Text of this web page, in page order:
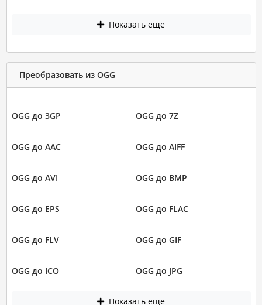
Показать еще
Преобразовать из OGG
OGG до 3GP OGG до 7Z
OGG до AAC OGG до AIFF
OGG до AVI OGG до BMP
OGG до EPS OGG до FLAC
OGG до FLV OGG до GIF
OGG до ICO OGG до JPG
Показать еще